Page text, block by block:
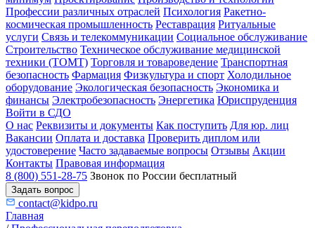
Профессии различных отраслей Психология Ракетно-
космическая промышленность Реставрация Ритуальные
услуги Связь и телекоммуникации Социальное обслуживание
Строительство Техническое обслуживание медицинской
техники (ТОМТ) Торговля и товароведение Транспортная
безопасность Фармация Физкультура и спорт Холодильное
оборудование Экологическая безопасность Экономика и
финансы Электробезопасность Энергетика Юриспруденция
Войти в СДО
О нас Реквизиты и документы Как поступить Для юр. лиц
Вакансии Оплата и доставка Проверить диплом или
удостоверение Часто задаваемые вопросы Отзывы Акции
Контакты Правовая информация
8 (800) 551-28-75 Звонок по России бесплатный
Задать вопрос
contact@kidpo.ru
Главная